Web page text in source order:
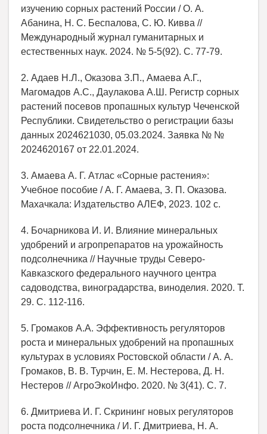
изучению сорных растений России / О. А.
Абанина, Н. С. Беспалова, С. Ю. Кивва //
Международный журнал гуманитарных и
естественных наук. 2024. № 5-5(92). С. 77-79.
2. Адаев Н.Л., Оказова З.П., Амаева А.Г.,
Магомадов А.С., Даулакова А.Ш. Регистр сорных
растений посевов пропашных культур Чеченской
Республики. Свидетельство о регистрации базы
данных 2024621030, 05.03.2024. Заявка № №
2024620167 от 22.01.2024.
3. Амаева А. Г. Атлас «Сорные растения»:
Учебное пособие / А. Г. Амаева, З. П. Оказова.
Махачкала: Издательство АЛЕФ, 2023. 102 с.
4. Бочарникова И. И. Влияние минеральных
удобрений и агропрепаратов на урожайность
подсолнечника // Научные труды Северо-
Кавказского федерального научного центра
садоводства, виноградарства, виноделия. 2020. Т.
29. С. 112-116.
5. Громаков А.А. Эффективность регуляторов
роста и минеральных удобрений на пропашных
культурах в условиях Ростовской области / А. А.
Громаков, В. В. Турчин, Е. М. Нестерова, Д. Н.
Нестеров // АгроЭкоИнфо. 2020. № 3(41). С. 7.
6. Дмитриева И. Г. Скрининг новых регуляторов
роста подсолнечника / И. Г. Дмитриева, Н. А.